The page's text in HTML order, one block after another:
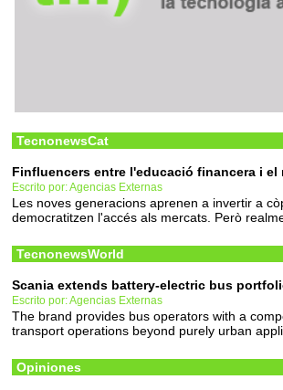
TecnonewsCat
Finfluencers entre l'educació financera i el
Escrito por: Agencias Externas
Les noves generacions aprenen a invertir a
democratitzen l'accés als mercats. Però
TecnonewsWorld
Scania extends battery-electric bus
Escrito por: Agencias Externas
The brand provides bus operators with a
transport operations beyond purely urban
Opiniones